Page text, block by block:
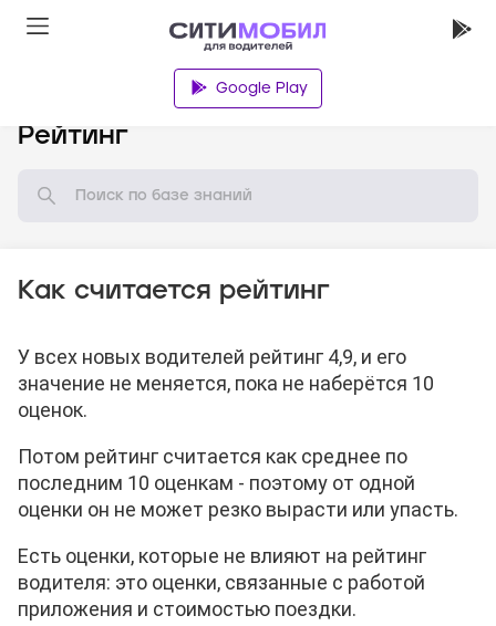
Google Play
Рейтинг
Как считается рейтинг
У всех новых водителей рейтинг 4,9, и его
значение не меняется, пока не наберётся 10
оценок.
Потом рейтинг считается как среднее по
последним 10 оценкам - поэтому от одной
оценки он не может резко вырасти или упасть.
Есть оценки, которые не влияют на рейтинг
водителя: это оценки, связанные с работой
приложения и стоимостью поездки.